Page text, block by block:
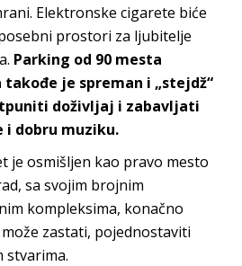
Elektronske cigarete biće
prostori za ljubitelje
Parking od 90 mesta
takođe je spreman i „stejdž“
doživljaj i zabavljati
i dobru muziku.
je osmišljen kao pravo mesto
sa svojim brojnim
kompleksima, konačno
zastati, pojednostaviti
stvarima.